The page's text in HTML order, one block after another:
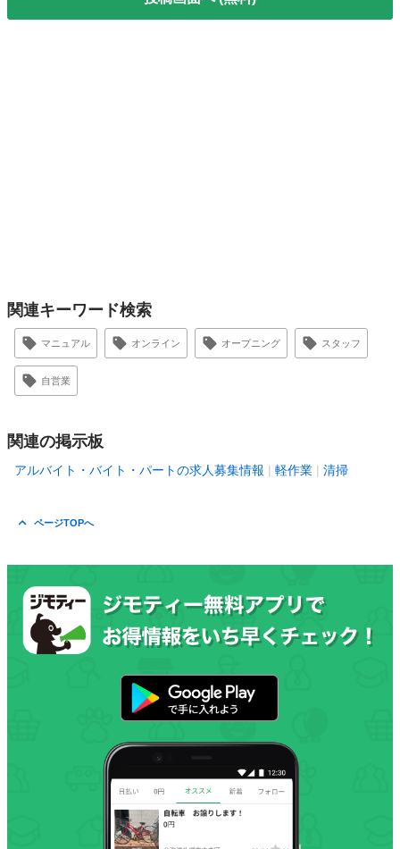
関連キーワード検索
マニュアル オンライン オープニング スタッフ
自営業
関連の掲示板
アルバイト・バイト・パートの求人募集情報 軽作業 清掃
ページTOPへ